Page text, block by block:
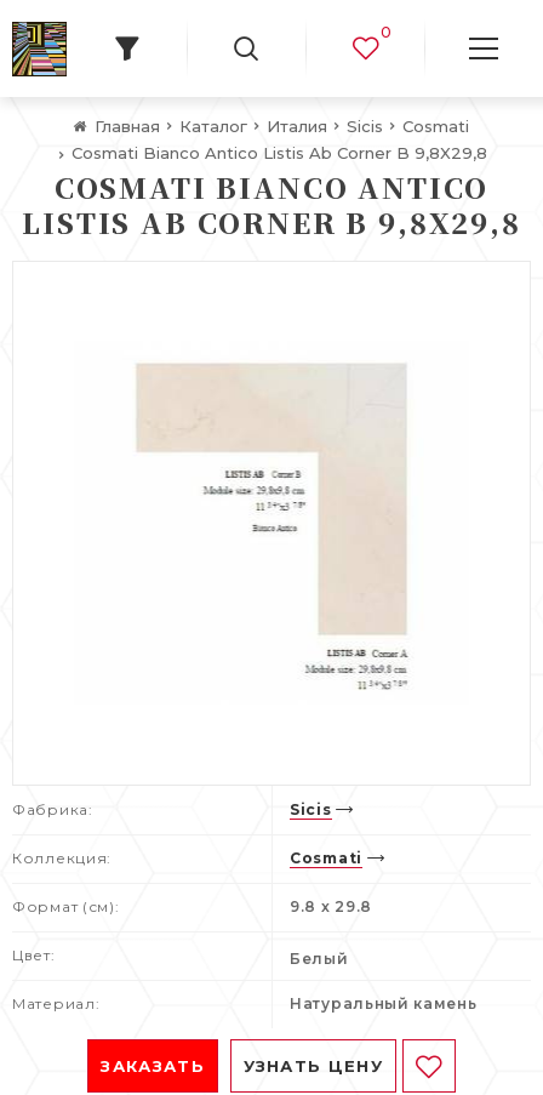
0
Главная Каталог Италия Sicis
Cosmati
Cosmati Bianco Antico Listis Ab Corner B 9,8X29,8
COSMATI BIANCO ANTICO
LISTIS AB CORNER B 9,8X29,8
Фабрика: Sicis
Коллекция: Cosmati
Формат (см): 9.8 x 29.8
Цвет: Белый
Материал: Натуральный камень
ЗАКАЗАТЬ УЗНАТЬ ЦЕНУ